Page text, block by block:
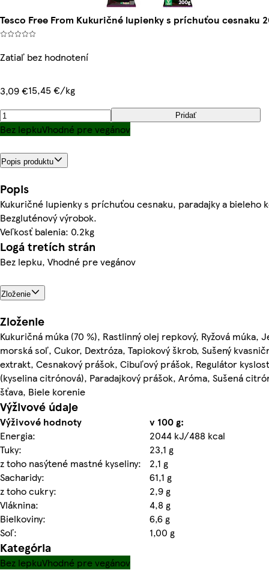
Tesco Free From Kukuričné lupienky s príchuťou cesnaku
Zatiaľ bez hodnotení
3,09 €15,45 €/kg
Pridať
Bez lepkuVhodné pre vegánov
Popis produktu
Popis
Kukuričné lupienky s príchuťou cesnaku, paradajky a bieleho
Bezgluténový výrobok.
Veľkosť balenia: 0.2kg
Logá tretích strán
Bez lepku, Vhodné pre vegánov
Zloženie
Zloženie
Kukuričná múka (70 %), Rastlinný olej repkový, Ryžová múka,
morská soľ, Cukor, Dextróza, Tapiokový škrob, Sušený
extrakt, Cesnakový prášok, Cibuľový prášok, Regulátor
(kyselina citrónová), Paradajkový prášok, Aróma, Sušená
šťava, Biele korenie
Výživové údaje
Výživové hodnoty
v 100 g:
Energia:
2044 kJ/488 kcal
Tuky:
23,1 g
z toho nasýtené mastné kyseliny:
2,1 g
Sacharidy:
61,1 g
z toho cukry:
2,9 g
Vláknina:
4,8 g
Bielkoviny:
6,6 g
Soľ:
1,00 g
Kategória
Bez lepkuVhodné pre vegánov